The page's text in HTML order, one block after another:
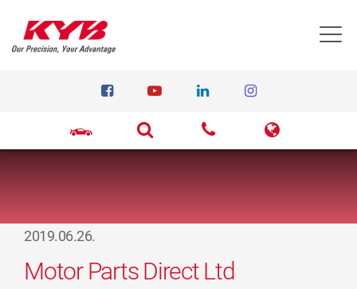
2019.06.26.
Motor Parts Direct Ltd